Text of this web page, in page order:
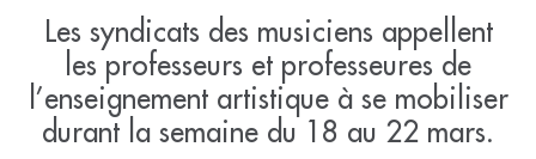
Les syndicats des musiciens appellent
les professeurs et professeures de
l’enseignement artistique à se mobiliser
durant la semaine du 18 au 22 mars.